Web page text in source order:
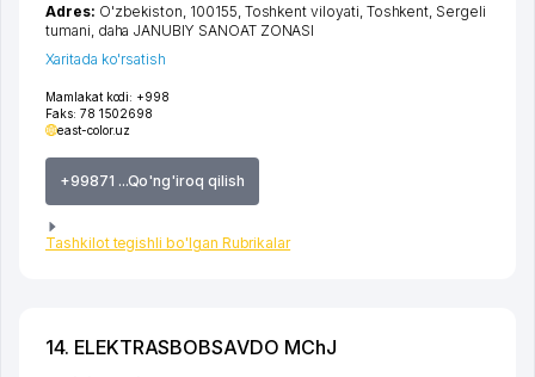
Mamlakat kodi: +998
Faks: 78 1502698
east-color.uz
+99871 ...Qo'ng'iroq qilish
Tashkilot tegishli bo'lgan Rubrikalar
Adres: O'zbekiston, 100155, Toshkent viloyati Toshkent Sergeli
tumani daha JANUBIY SANOAT ZONASI
Xaritada ko'rsatish
14. ELEKTRASBOBSAVDO MChJ